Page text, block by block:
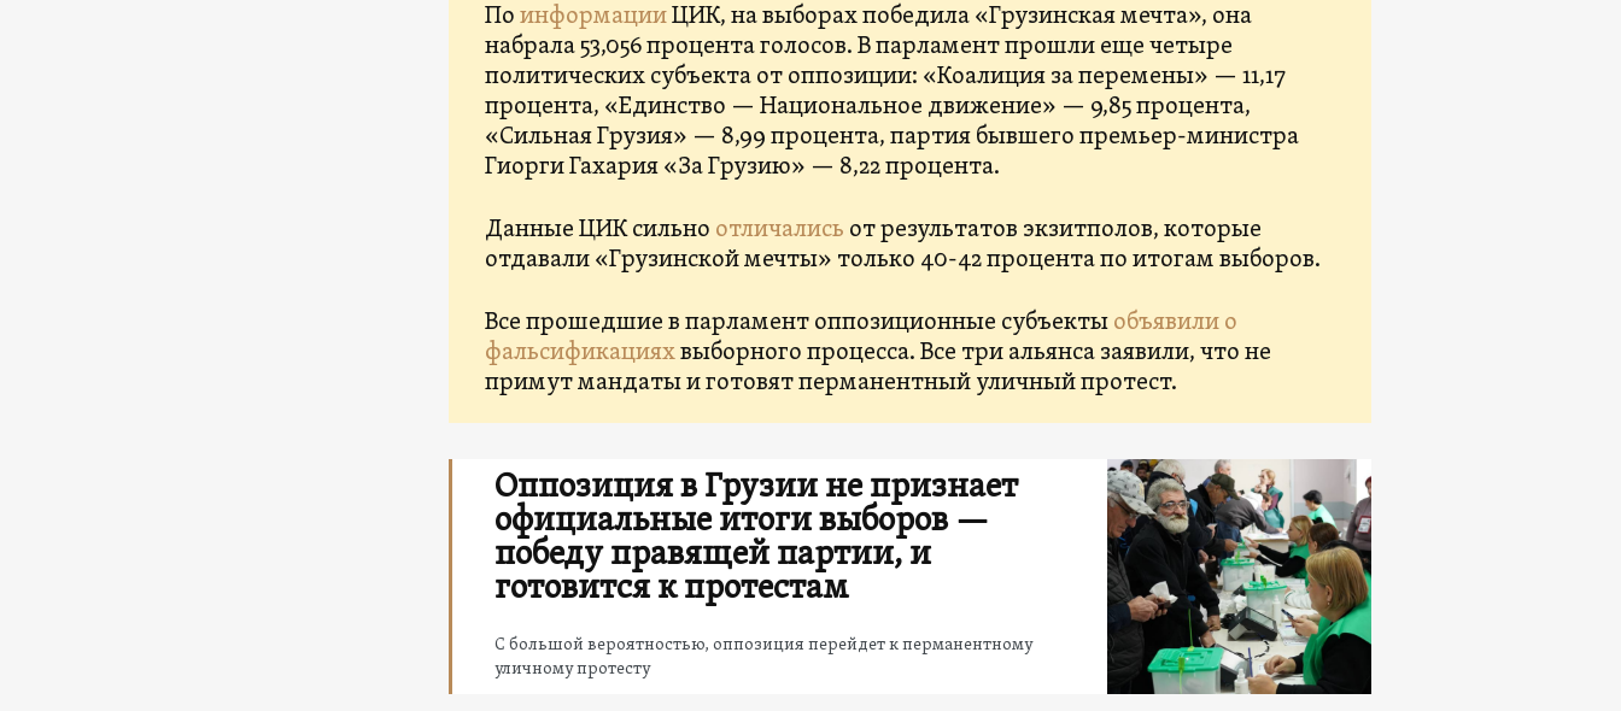
ПоинформацииЦИК, на выборах победила «Грузинская мечта», она
набрала 53,056 процента голосов. В парламент прошли еще четыре
политических субъекта от оппозиции: «Коалиция за перемены» — 11,17
процента, «Единство — Национальное движение» — 9,85 процента,
«Сильная Грузия» — 8,99 процента, партия бывшего премьер-министра
Гиорги Гахария «За Грузию» — 8,22 процента.
Данные ЦИК сильно отличались от результатов экзитполов, которые
отдавали «Грузинской мечты» только 40-42 процента по итогам выборов.
Все прошедшие в парламент оппозиционные субъектыобъявили о
фальсификацияхвыборного процесса. Все три альянса заявили, что не
примут мандаты и готовят перманентный уличный протест.
Оппозиция в Грузии не признает
официальные итоги выборов —
победу правящей партии, и
готовится к протестам
С большой вероятностью, оппозиция перейдет к перманентному
уличному протесту